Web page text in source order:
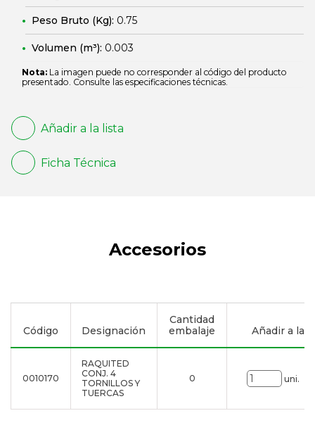
Peso Bruto (Kg): 0.75
Volumen (m³): 0.003
Nota: La imagen puede no corresponder al código del producto
presentado. Consulte las especificaciones técnicas.
Añadir a la lista
Ficha Técnica
Accesorios
Código Designación
Cantidad
embalaje
Añadir a la
0010170
RAQUITED
CONJ. 4
TORNILLOS Y
TUERCAS
0 uni.